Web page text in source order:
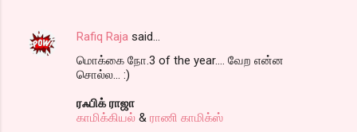
Rafiq Raja said…
மொக்கை நோ.3 of the year.... வேற என்ன
சொல்ல... :)
ரஃபிக் ராஜா
காமிக்கியல் & ராணி காமிக்ஸ்